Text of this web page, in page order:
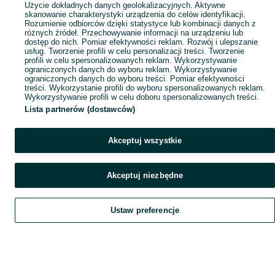
Mapa kategorii
Mapa miejscowości
Mapa ministron
Popularne wyszukiwania
Szukaj Obserwujesz Dodaj Czat Konto
Użycie dokładnych danych geolokalizacyjnych. Aktywne
skanowanie charakterystyki urządzenia do celów identyfikacji.
Rozumienie odbiorców dzięki statystyce lub kombinacji danych z
różnych źródeł. Przechowywanie informacji na urządzeniu lub
dostęp do nich. Pomiar efektywności reklam. Rozwój i ulepszanie
usług. Tworzenie profili w celu personalizacji treści. Tworzenie
profili w celu spersonalizowanych reklam. Wykorzystywanie
ograniczonych danych do wyboru reklam. Wykorzystywanie
ograniczonych danych do wyboru treści. Pomiar efektywności
treści. Wykorzystanie profili do wyboru spersonalizowanych reklam.
Wykorzystywanie profili w celu doboru spersonalizowanych treści.
Lista partnerów (dostawców)
Akceptuj wszystkie
Akceptuj niezbędne
Ustaw preferencje